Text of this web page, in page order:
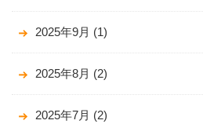
2025年9月 (1)
2025年8月 (2)
2025年7月 (2)